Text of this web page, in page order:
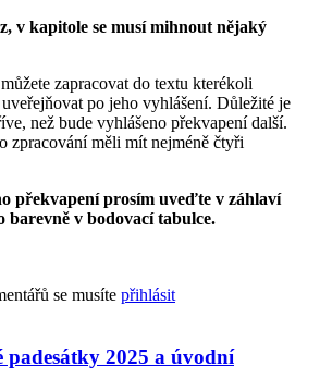
v kapitole se musí mihnout nějaký
zapracovat do textu kterékoli
po jeho vyhlášení. Důležité je
než bude vyhlášeno překvapení další.
zpracování měli mít nejméně čtyři
překvapení prosím uveďte v záhlaví
barevně v bodovací tabulce.
se musíte přihlásit
padesátky 2025 a úvodní